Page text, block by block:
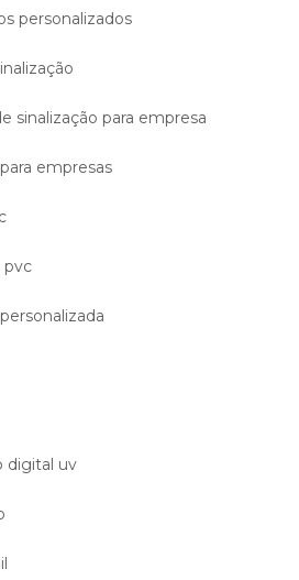
personalizados
sinalização para empresa
empresas
pvc
digital uv